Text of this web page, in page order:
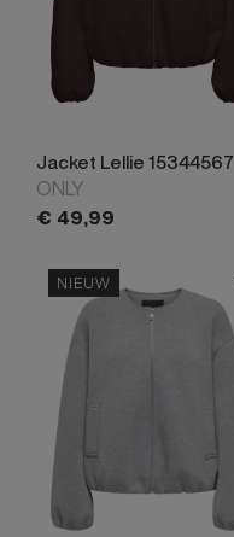
Jacket Lellie 15344567
ONLY
€ 49,99
NIEUW